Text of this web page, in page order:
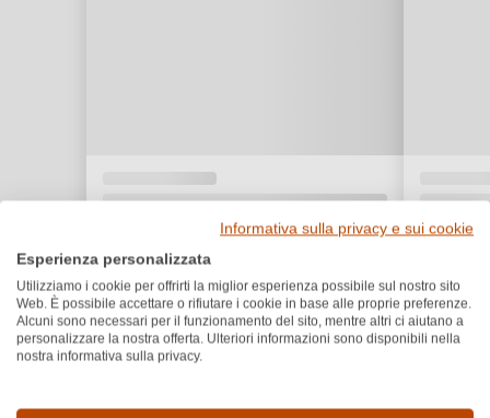
Informativa sulla privacy e sui cookie
Esperienza personalizzata
Utilizziamo i cookie per offrirti la miglior esperienza possibile sul nostro sito
Web. È possibile accettare o rifiutare i cookie in base alle proprie preferenze.
Alcuni sono necessari per il funzionamento del sito, mentre altri ci aiutano a
personalizzare la nostra offerta. Ulteriori informazioni sono disponibili nella
nostra informativa sulla privacy.